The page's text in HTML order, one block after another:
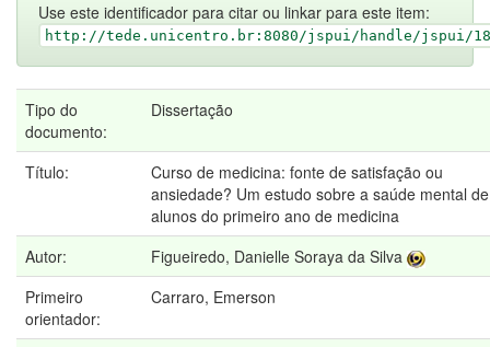
Use este identificador para citar ou linkar para este item:
http://tede.unicentro.br:8080/jspui/handle/jspui/
Tipo do
documento:
Dissertação
Título:
Curso de medicina: fonte de satisfação ou
ansiedade? Um estudo sobre a saúde mental de
alunos do primeiro ano de medicina
Autor:
Figueiredo, Danielle Soraya da Silva
Primeiro
orientador:
Carraro, Emerson